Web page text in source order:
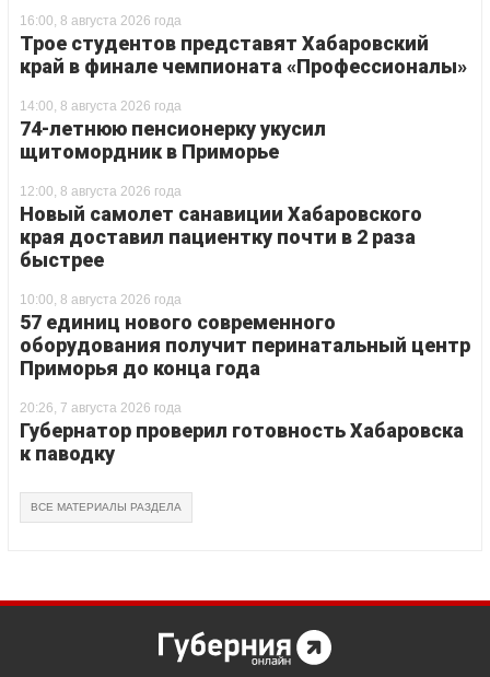
16:00, 8 августа 2026 года
Трое студентов представят Хабаровский
край в финале чемпионата «Профессионалы»
14:00, 8 августа 2026 года
74-летнюю пенсионерку укусил
щитомордник в Приморье
12:00, 8 августа 2026 года
Новый самолет санавиции Хабаровского
края доставил пациентку почти в 2 раза
быстрее
10:00, 8 августа 2026 года
57 единиц нового современного
оборудования получит перинатальный центр
Приморья до конца года
20:26, 7 августа 2026 года
Губернатор проверил готовность Хабаровска
к паводку
ВСЕ МАТЕРИАЛЫ РАЗДЕЛА